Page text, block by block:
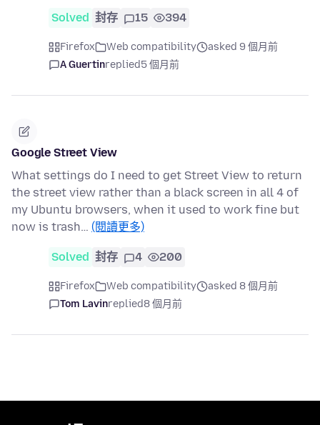
Solved 封存 15 394
Firefox Web compatibility
asked 9 個月前
A Guertinreplied5 個月前
Google Street View
What settings do I need to get Street View to return
the street view rather than a black screen in all 4 of
my Ubuntu browsers, when it used to work fine but
now is trash… (閱讀更多)
Solved 封存 4 200
Firefox Web compatibility
asked 8 個月前
Tom Lavinreplied8 個月前